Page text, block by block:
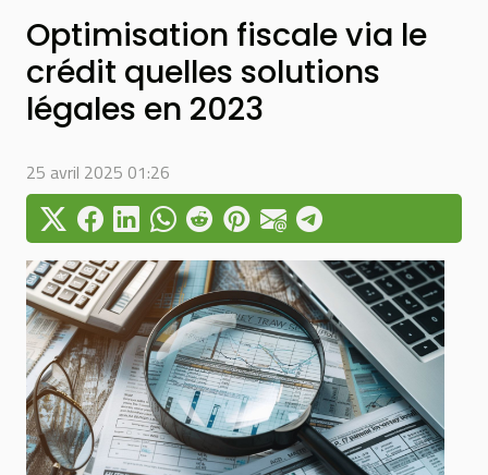
Optimisation fiscale via le
crédit quelles solutions
légales en 2023
25 avril 2025 01:26